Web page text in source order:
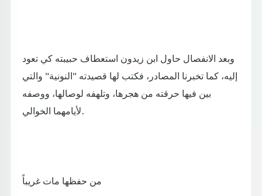
وبعد الانفصال حاول ابن زيدون استعطاف حبيبته كي تعود
إليه، كما تخبرنا المصادر، فكتب لها قصيدته "النونية" والتي
بين فيها حرقته من هجرها، وتلهفه لوصالها، ووصفه
لأيامهما الخوالي.
من حفظها مات غريباً